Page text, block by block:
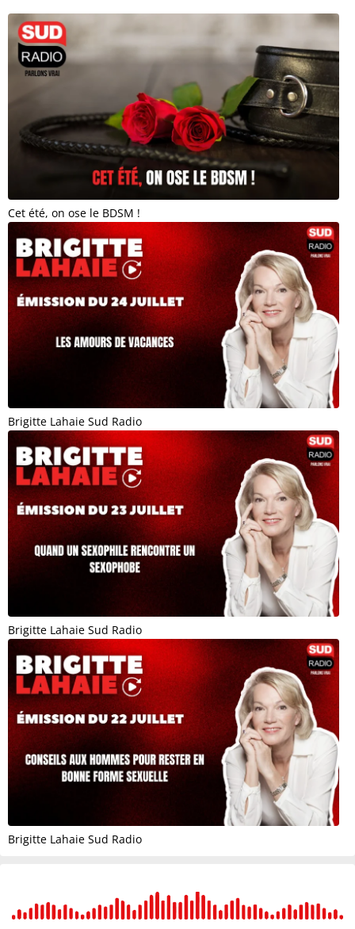
Cet été, on ose le BDSM !
Brigitte Lahaie Sud Radio
Brigitte Lahaie Sud Radio
Brigitte Lahaie Sud Radio